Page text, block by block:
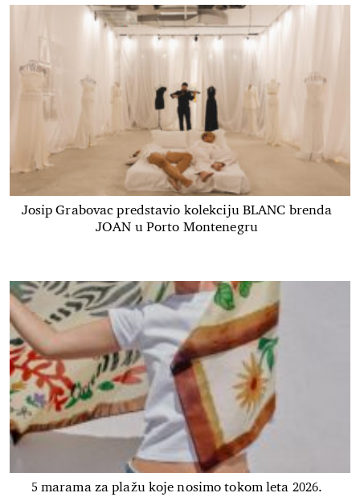
Josip Grabovac predstavio kolekciju BLANC brenda
JOAN u Porto Montenegru
5 marama za plažu koje nosimo tokom leta 2026.